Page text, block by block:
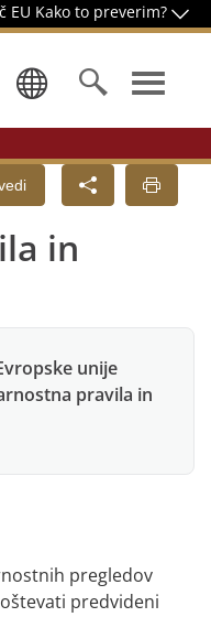
EU Kako to preverim?
Izbor jezika
in
unije
pravila in
pregledov
predvideni